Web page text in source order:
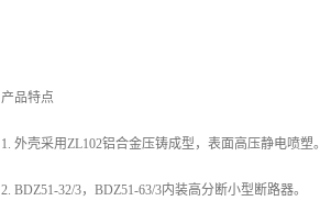
产品特点
1. 外壳采用ZL102铝合金压铸成型，表面高压静电喷塑。
2. BDZ51-32/3，BDZ51-63/3内装高分断小型断路器。